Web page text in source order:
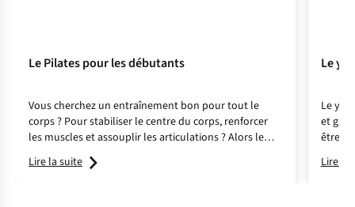
Le Pilates pour les débutants
Vous cherchez un entraînement bon pour tout le
corps ? Pour stabiliser le centre du corps, renforcer
les muscles et assouplir les articulations ? Alors le
Pilates est fait pour vous !
Lire la suite
Le
Le
et
être
base.
Lire la